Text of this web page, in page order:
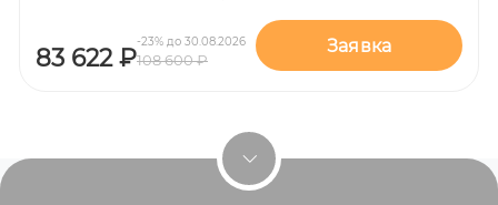
83 622 ₽
-23% до 30.08.2026
108 600 ₽
Заявка